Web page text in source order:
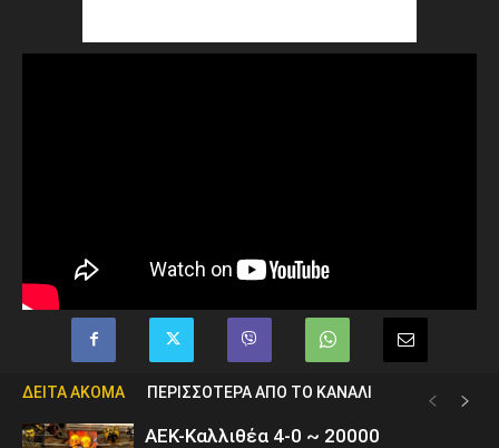
ΔΕΙΤΑ ΑΚΟΜΑ ΠΕΡΙΣΣΟΤΕΡΑ ΑΠΟ ΤΟ ΚΑΝΑΛΙ
ΑΕΚ-Καλλιθέα 4-0 ~ 20000